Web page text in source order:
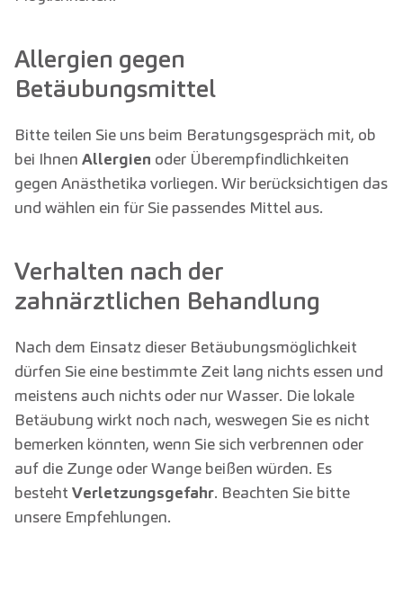
Allergien gegen
Betäubungsmittel
Bitte teilen Sie uns beim Beratungsgespräch mit, ob
bei Ihnen Allergien oder Überempfindlichkeiten
gegen Anästhetika vorliegen. Wir berücksichtigen das
und wählen ein für Sie passendes Mittel aus.
Verhalten nach der
zahnärztlichen Behandlung
Nach dem Einsatz dieser Betäubungsmöglichkeit
dürfen Sie eine bestimmte Zeit lang nichts essen und
meistens auch nichts oder nur Wasser. Die lokale
Betäubung wirkt noch nach, weswegen Sie es nicht
bemerken könnten, wenn Sie sich verbrennen oder
auf die Zunge oder Wange beißen würden. Es
bestehtVerletzungsgefahr. Beachten Sie bitte
unsere Empfehlungen.